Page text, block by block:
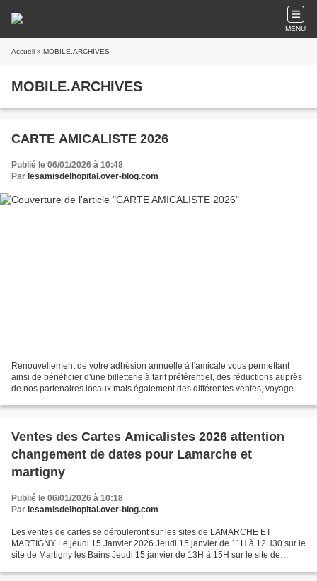
MENU
Accueil » MOBILE.ARCHIVES
MOBILE.ARCHIVES
CARTE AMICALISTE 2026
Publié le 06/01/2026 à 10:48
Par lesamisdelhopital.over-blog.com
Renouvellement de votre adhésion annuelle à l'amicale vous permettant
ainsi de bénéficier d'une billetterie à tarif préférentiel, des réductions auprès
de nos partenaires locaux mais également des différentes ventes, voyage.
Ventes des Cartes Amicalistes 2026 attention
changement de dates pour Lamarche et
martigny
Publié le 06/01/2026 à 10:18
Par lesamisdelhopital.over-blog.com
Les ventes de cartes se dérouleront sur les sites de LAMARCHE ET
MARTIGNY Le jeudi 15 Janvier 2026 Jeudi 15 janvier de 11H à 12H30 sur le
site de Martigny les Bains Jeudi 15 janvier de 13H à 15H sur le site de